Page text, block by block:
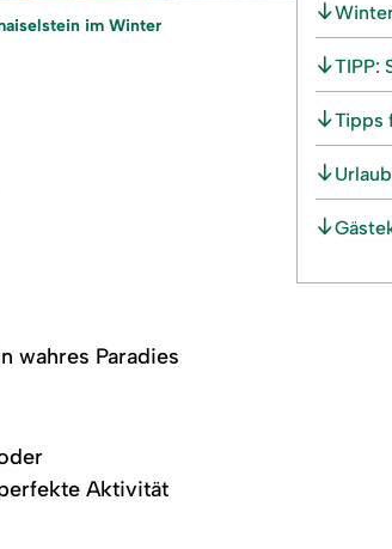
im Winter
TIPP:
Tipps
wahres Paradies
Aktivität